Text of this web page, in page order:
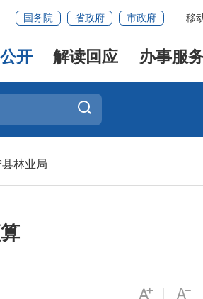
国务院 省政府 市政府 移
开 解读回应 办事服
林业局